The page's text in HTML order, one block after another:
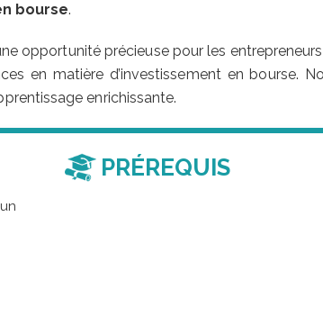
bourse.
opportunité précieuse pour les
en matière d’investissement en bourse.
enrichissante.
PRÉREQUIS